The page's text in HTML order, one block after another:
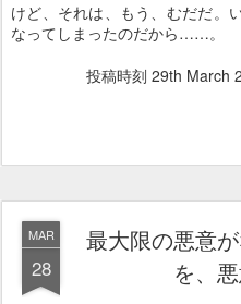
けど、それは、もう、むだだ。
なってしまったのだから……。
投稿時刻 29th March
MAR
28
最大限の悪意
を、